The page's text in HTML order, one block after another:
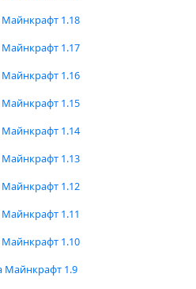
1.18
1.17
1.16
1.15
1.14
1.13
1.12
1.11
1.10
Майнкрафт 1.9